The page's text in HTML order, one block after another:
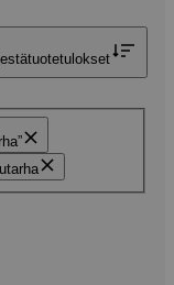
tuotetulokset